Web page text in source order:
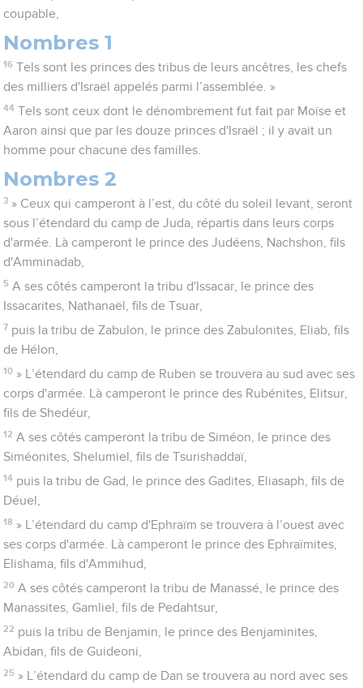
coupable,
Nombres 1
16 Tels sont les princes des tribus de leurs ancêtres, les chefs
des milliers d'Israël appelés parmi l’assemblée. »
44 Tels sont ceux dont le dénombrement fut fait par Moïse et
Aaron ainsi que par les douze princes d'Israël ; il y avait un
homme pour chacune des familles.
Nombres 2
3 » Ceux qui camperont à l’est, du côté du soleil levant, seront
sous l’étendard du camp de Juda, répartis dans leurs corps
d'armée. Là camperont le prince des Judéens, Nachshon, fils
d'Amminadab,
5 A ses côtés camperont la tribu d'Issacar, le prince des
Issacarites, Nathanaël, fils de Tsuar,
7 puis la tribu de Zabulon, le prince des Zabulonites, Eliab, fils
de Hélon,
10 » L’étendard du camp de Ruben se trouvera au sud avec ses
corps d'armée. Là camperont le prince des Rubénites, Elitsur,
fils de Shedéur,
12 A ses côtés camperont la tribu de Siméon, le prince des
Siméonites, Shelumiel, fils de Tsurishaddaï,
14 puis la tribu de Gad, le prince des Gadites, Eliasaph, fils de
Déuel,
18 » L’étendard du camp d'Ephraïm se trouvera à l’ouest avec
ses corps d'armée. Là camperont le prince des Ephraïmites,
Elishama, fils d'Ammihud,
20 A ses côtés camperont la tribu de Manassé, le prince des
Manassites, Gamliel, fils de Pedahtsur,
22 puis la tribu de Benjamin, le prince des Benjaminites,
Abidan, fils de Guideoni,
25 » L’étendard du camp de Dan se trouvera au nord avec ses